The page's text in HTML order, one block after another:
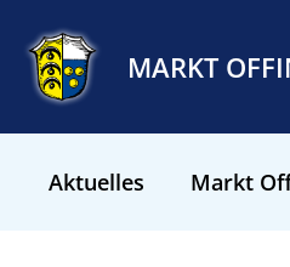
MARKT
Aktuelles Markt